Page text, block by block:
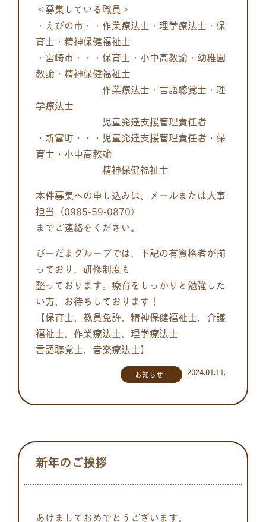
＜募集している職員＞
・えびの市・・作業療法士・理学療法士・保
育士・精神保健福祉士
・宮崎市・・・保育士・小中高教諭・幼稚園
教諭・精神保健福祉士
作業療法士・言語聴覚士・理
学療法士
児童発達支援管理責任者
・新富町・・・児童発達支援管理責任者・保
育士・小中高教諭
精神保健福祉士
本件募集への申し込みは、メールまたは人事
担当（0985-59-0870）
までご連絡をください。
びーだまグループでは、下記の有資格者が揃
っており、研修制度も
整っております。療育をしっかりと勉強した
い方、お待ちしております！
【保育士、教員免許、精神保健福祉士、介護
福祉士、作業療法士、理学療法士
言語聴覚士、音楽療法士】
2024.01.11.
お知らせ
新年のご挨拶
あけましておめでとうございます。